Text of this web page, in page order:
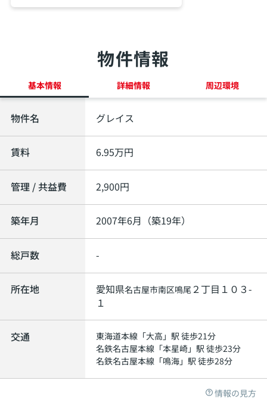
物件情報
基本情報 詳細情報 周辺環境
物件名 グレイス
賃料 6.95万円
管理 / 共益費 2,900円
築年月 2007年6月（築19年）
総戸数 -
所在地 愛知県名古屋市南区鳴尾 ２丁目１０３-
１
交通 東海道本線 「大高 」駅 徒歩21分
名鉄名古屋本線 「本星崎」駅 徒歩23分
名鉄名古屋本線 「鳴海」駅 徒歩28分
情報の見方